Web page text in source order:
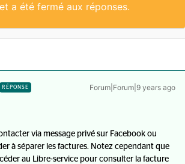
a été fermé aux réponses.
RÉPONSE Forum|Forum|9 years ago
via message privé sur Facebook ou
à séparer les factures. Notez cependant que
au Libre-service pour consulter la facture